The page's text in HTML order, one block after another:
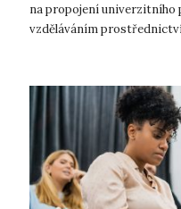
na propojení
vzděláváním